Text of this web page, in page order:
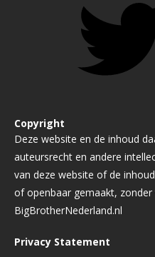
Copyright
Deze website en de inhoud
auteursrecht en andere
van deze website of de
of openbaar gemaakt,
BigBrotherNederland.nl
Privacy Statement